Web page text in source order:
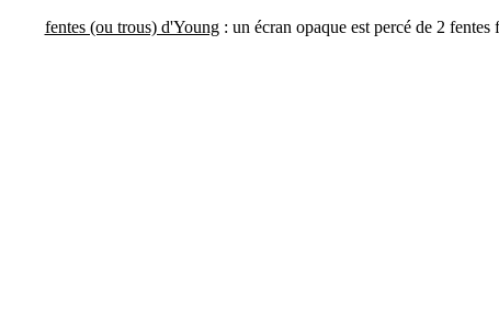
fentes (ou trous) d'Young: un écran opaque est percé de 2